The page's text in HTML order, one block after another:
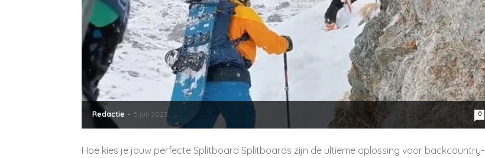
Redactie - 5 juli 2023 0
Hoe kies je jouw perfecte Splitboard Splitboards zijn de ultieme oplossing voor backcountry-